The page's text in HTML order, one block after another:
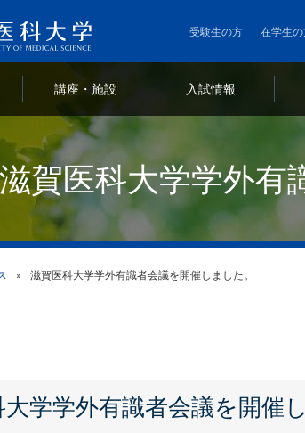
講座・施設 入試情報
利
用
者
別
メ
ニ
ュ
受験生の方 在学生
賀医科大学学外有
滋賀医科大学学外有識者会議を開催しました。
学学外有識者会議を開催